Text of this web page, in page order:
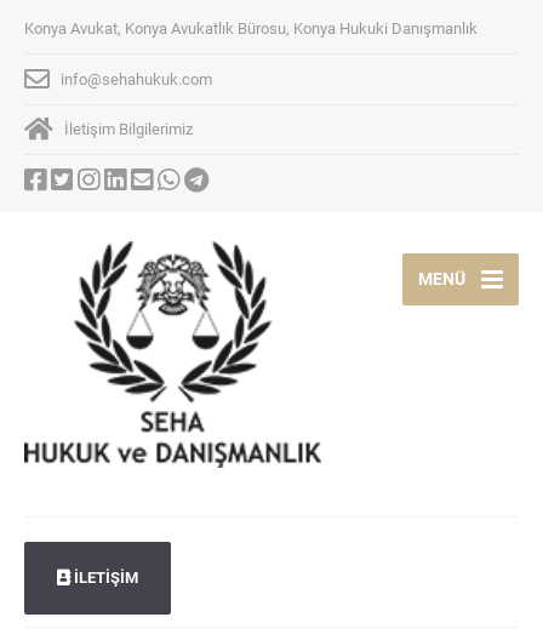
Konya Avukat, Konya Avukatlık Bürosu, Konya Hukuki Danışmanlık
info@sehahukuk.com
İletişim Bilgilerimiz
İLETİŞİM
MENÜ